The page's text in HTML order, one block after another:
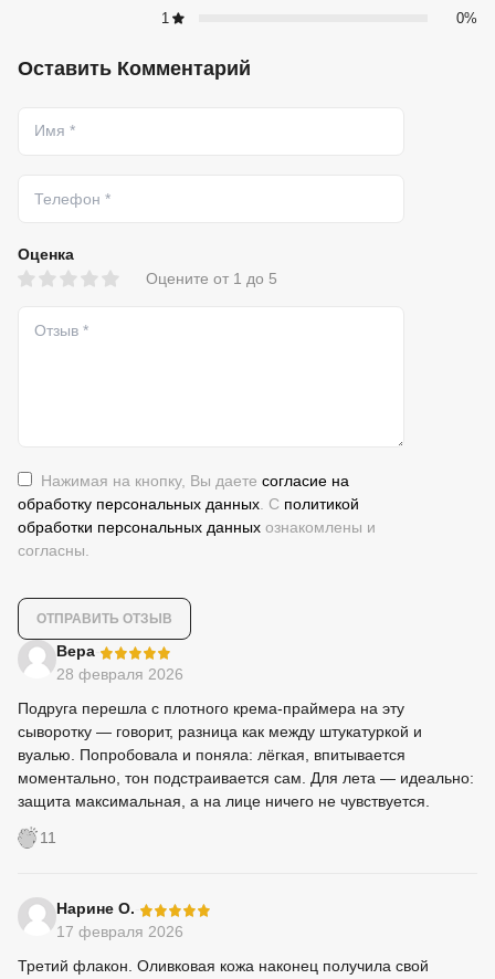
1
0%
Оставить Комментарий
Оценка
Оцените от 1 до 5
Нажимая на кнопку, Вы даете согласие на
обработку персональных данных . С политикой
обработки персональных данных ознакомлены и
согласны.
Вера
28 февраля 2026
Подруга перешла с плотного крема-праймера на эту
сыворотку — говорит, разница как между штукатуркой и
вуалью. Попробовала и поняла: лёгкая, впитывается
моментально, тон подстраивается сам. Для лета — идеально:
защита максимальная, а на лице ничего не чувствуется.
11
Нарине О.
17 февраля 2026
Третий флакон. Оливковая кожа наконец получила свой